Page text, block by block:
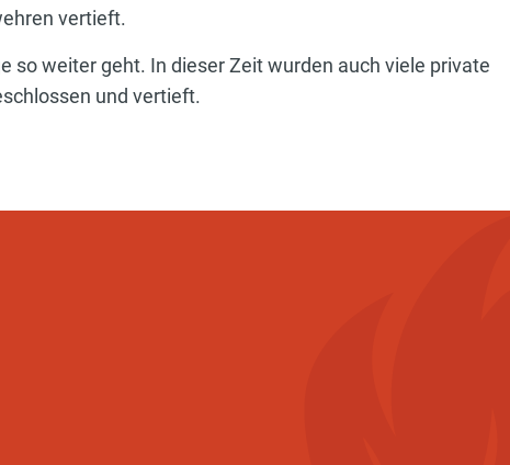
vertieft.
so weiter geht. In dieser Zeit wurden auch viele private
und vertieft.